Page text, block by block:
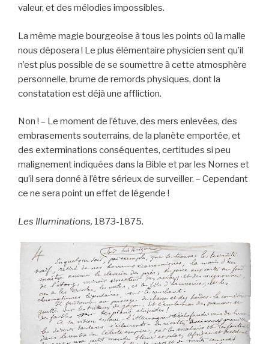
valeur, et des mélodies impossibles.
La même magie bourgeoise à tous les points où la malle
nous déposera ! Le plus élémentaire physicien sent qu’il
n’est plus possible de se soumettre à cette atmosphère
personnelle, brume de remords physiques, dont la
constatation est déjà une affliction.
Non ! – Le moment de l’étuve, des mers enlevées, des
embrasements souterrains, de la planète emportée, et
des exterminations conséquentes, certitudes si peu
malignement indiquées dans la Bible et par les Nornes et
qu’il sera donné à l’être sérieux de surveiller. – Cependant
ce ne sera point un effet de légende !
Les Illuminations, 1873-1875.